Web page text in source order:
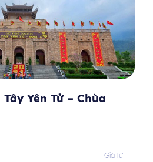
Yên Tử – Chùa
Giá từ